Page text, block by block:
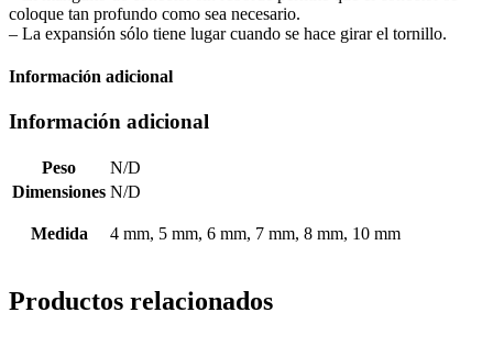
coloque tan profundo como sea necesario.
– La expansión sólo tiene lugar cuando se hace girar el tornillo.
Información adicional
Información adicional
Peso
N/D
Dimensiones N/D
Medida 4 mm, 5 mm, 6 mm, 7 mm, 8 mm, 10 mm
Productos relacionados